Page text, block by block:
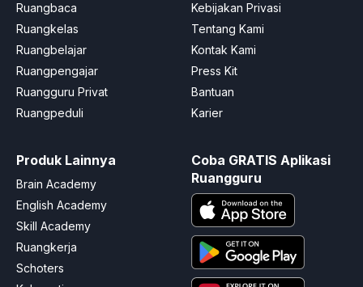
Ruangbaca
Ruangkelas
Ruangbelajar
Ruangpengajar
Ruangguru Privat
Ruangpeduli
Kebijakan Privasi
Tentang Kami
Kontak Kami
Press Kit
Bantuan
Karier
Produk Lainnya
Brain Academy
English Academy
Skill Academy
Ruangkerja
Schoters
Coba GRATIS Aplikasi
Ruangguru